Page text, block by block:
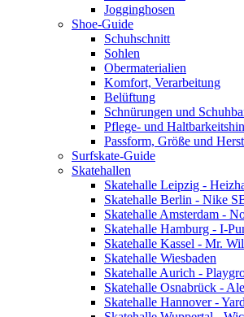
Jogginghosen
Shoe-Guide
Schuhschnitt
Sohlen
Obermaterialien
Komfort, Verarbeitung
Belüftung
Schnürungen und
Pflege- und
Passform, Größe und
Surfskate-Guide
Skatehallen
Skatehalle Leipzig -
Skatehalle Berlin - Nike
Skatehalle Amsterdam -
Skatehalle Hamburg - I-
Skatehalle Kassel - Mr.
Skatehalle Wiesbaden
Skatehalle Aurich -
Skatehalle Osnabrück -
Skatehalle Hannover -